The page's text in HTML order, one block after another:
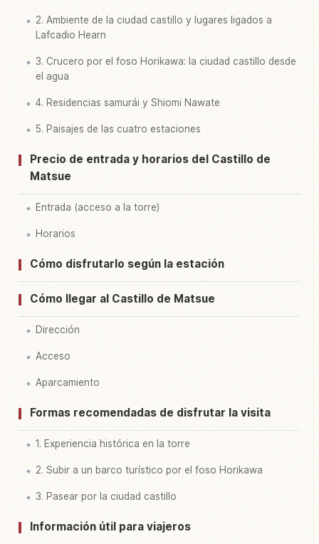
2. Ambiente de la ciudad castillo y lugares ligados a
Lafcadio Hearn
3. Crucero por el foso Horikawa: la ciudad castillo desde
el agua
4. Residencias samurái y Shiomi Nawate
5. Paisajes de las cuatro estaciones
Precio de entrada y horarios del Castillo de
Matsue
Entrada (acceso a la torre)
Horarios
Cómo disfrutarlo según la estación
Cómo llegar al Castillo de Matsue
Dirección
Acceso
Aparcamiento
Formas recomendadas de disfrutar la visita
1. Experiencia histórica en la torre
2. Subir a un barco turístico por el foso Horikawa
3. Pasear por la ciudad castillo
Información útil para viajeros